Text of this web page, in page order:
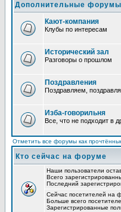
Дополнительные форумы
Кают-компания
Клубы по интересам
Исторический зал
Разговоры о прошлом
Поздравления
Поздравляем,
Изба-говорильня
Все, что не подходит в
Отметить все форумы как
Кто сейчас на форуме
Наши пользователи
Всего
Последний
Сейчас посетителей на
Больше всего
Зарегистрированные